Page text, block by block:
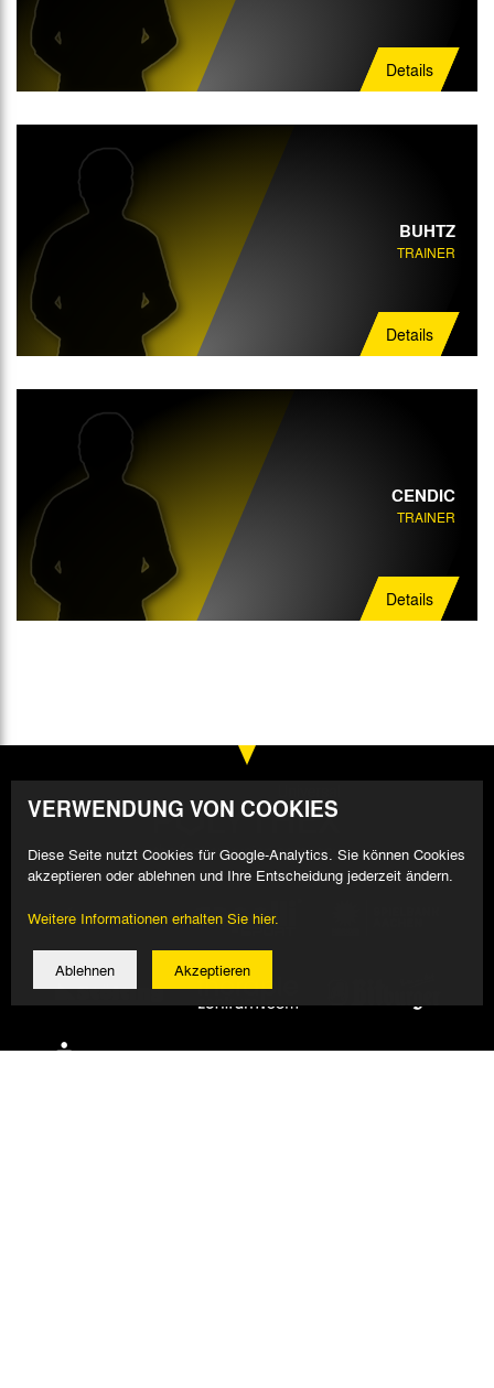
Details
BUHTZ
TRAINER
Details
CENDIC
TRAINER
Details
VERWENDUNG VON COOKIES
Diese Seite nutzt Cookies für Google-Analytics. Sie können Cookies
akzeptieren oder ablehnen und Ihre Entscheidung jederzeit ändern.
Weitere Informationen erhalten Sie hier.
Ablehnen Akzeptieren